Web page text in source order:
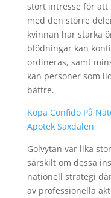
stort intresse för att
med den större
kvinnan har starka
blödningar kan
ordineras, samt
kan personer som
bättre.
Köpa Confido På
Apotek Saxdalen
Golvytan var lika
särskilt om dessa
nationell strategi
av professionella